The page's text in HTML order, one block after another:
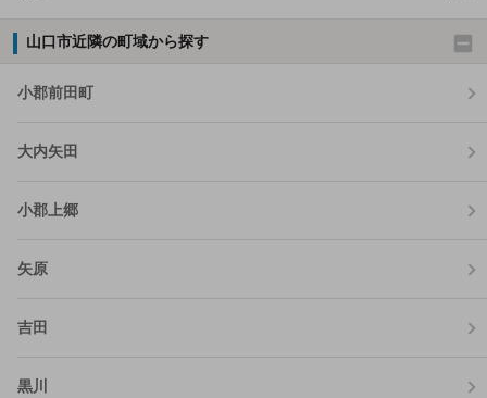
山口市近隣の町域から探す
小郡前田町
大内矢田
小郡上郷
矢原
吉田
黒川